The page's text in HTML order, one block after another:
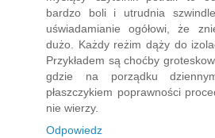
bardzo boli i utrudnia
uświadamianie ogółowi, że
dużo. Każdy reżim dąży do
Przykładem są choćby
gdzie na porządku
płaszczykiem poprawności
nie wierzy.
Odpowiedz